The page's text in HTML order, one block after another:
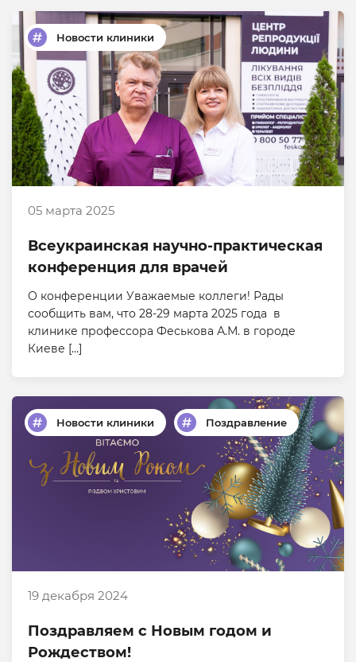
Новости клиники
05 марта 2025
Всеукраинская научно-практическая
конференция для врачей
О конференции Уважаемые коллеги! Рады
сообщить вам, что 28-29 марта 2025 года в
клинике профессора Феськова А.М. в городе
Киеве […]
Новости клиники Поздравление
19 декабря 2024
Поздравляем с Новым годом и
Рождеством!